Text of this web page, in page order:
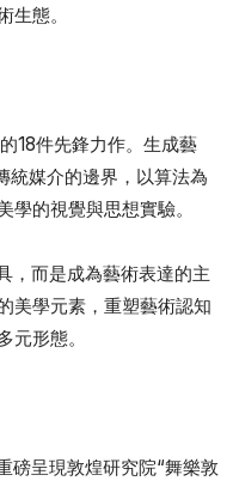
生態。
18件先鋒力作。生成藝
媒介的邊界，以算法為
的視覺與思想實驗。
，而是成為藝術表達的主
美學元素，重塑藝術認知
元形態。
磅呈現敦煌研究院“舞樂敦